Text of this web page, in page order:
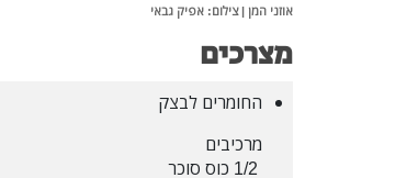
אוזני המן | צילום: אפיק גבאי
מצרכים
החומרים לבצק
מרכיבים